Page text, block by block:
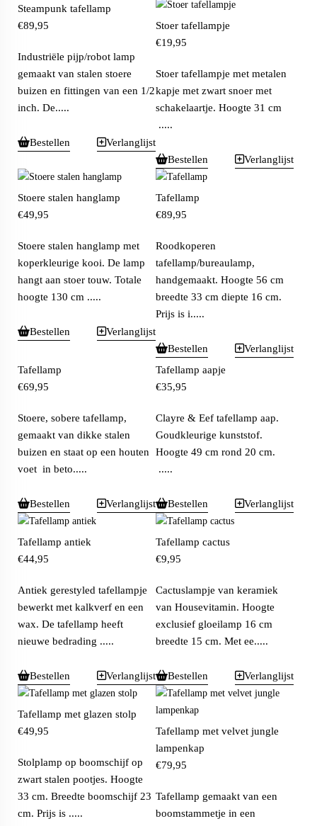
Steampunk tafellamp
€89,95
Industriële pijp/robot lamp
gemaakt van stalen stoere
buizen en fittingen van een 1/2
inch. De.....
Bestellen Verlanglijst
Stoer tafellampje
€19,95
Stoer tafellampje met metalen
kapje met zwart snoer met
schakelaartje. Hoogte 31 cm
.....
Bestellen Verlanglijst
Stoere stalen hanglamp
€49,95
Stoere stalen hanglamp met
koperkleurige kooi. De lamp
hangt aan stoer touw. Totale
hoogte 130 cm .....
Bestellen Verlanglijst
Tafellamp
€89,95
Roodkoperen
tafellamp/bureaulamp,
handgemaakt. Hoogte 56 cm
breedte 33 cm diepte 16 cm.
Prijs is i.....
Bestellen
Verlanglijst
Tafellamp
€69,95
Stoere, sobere tafellamp,
gemaakt van dikke stalen
buizen en staat op een houten
voet in beto.....
Bestellen Verlanglijst
Tafellamp aapje
€35,95
Clayre & Eef tafellamp aap.
Goudkleurige kunststof.
Hoogte 49 cm rond 20 cm.
.....
Bestellen Verlanglijst
Tafellamp antiek
€44,95
Antiek gerestyled tafellampje
bewerkt met kalkverf en een
wax. De tafellamp heeft
nieuwe bedrading .....
Bestellen Verlanglijst
Tafellamp cactus
€9,95
Cactuslampje van keramiek
van Housevitamin. Hoogte
exclusief gloeilamp 16 cm
breedte 15 cm. Met ee.....
Bestellen Verlanglijst
Tafellamp met glazen stolp
€49,95
Stolplamp op boomschijf op
zwart stalen pootjes. Hoogte
33 cm. Breedte boomschijf 23
cm. Prijs is .....
Tafellamp met velvet jungle
lampenkap
€79,95
Tafellamp gemaakt van een
boomstammetje in een